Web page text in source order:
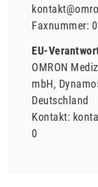
Faxnummer:
EU-
OMRON
mbH
Deutschland
Kontakt:
0